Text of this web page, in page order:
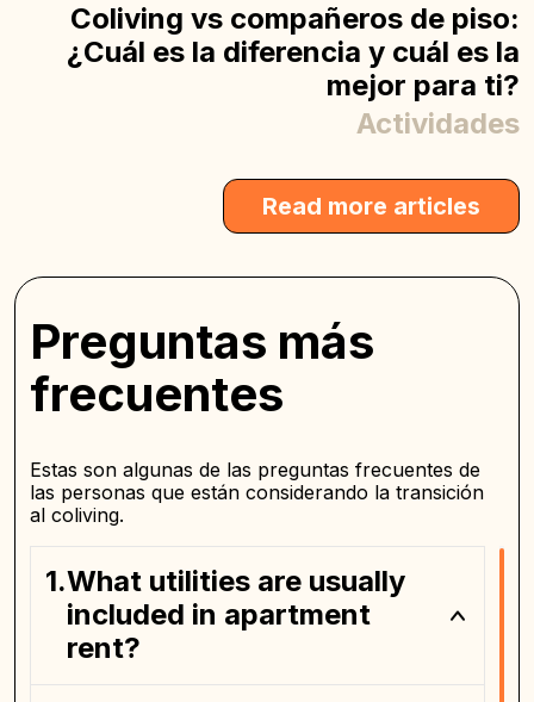
Coliving vs compañeros de piso:
¿Cuál es la diferencia y cuál es la
mejor para ti?
Actividades
Read more articles
Preguntas más
frecuentes
Estas son algunas de las preguntas frecuentes de
las personas que están considerando la transición
al coliving.
What utilities are usually
included in apartment
rent?